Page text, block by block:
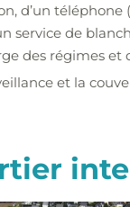
d’un
service de
des régimes et
et la